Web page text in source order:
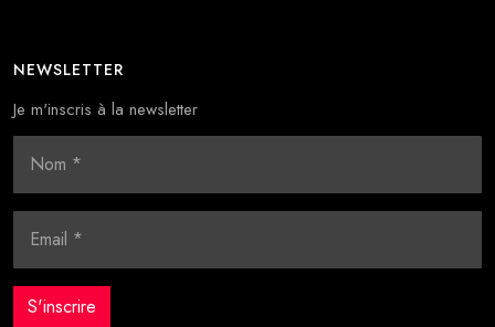
NEWSLETTER
Je m'inscris à la newsletter